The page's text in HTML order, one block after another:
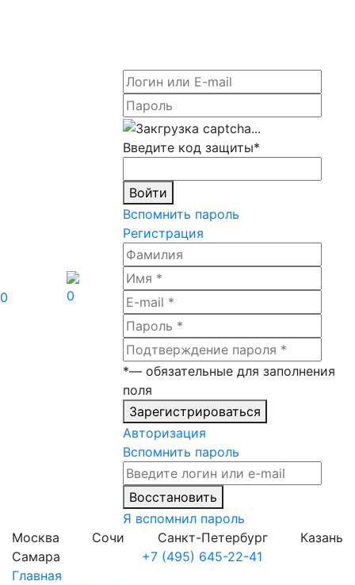
0 0
Введите код защиты*
Войти
Вспомнить пароль
Регистрация
*— обязательные для заполнения
поля
Зарегистрироваться
Авторизация
Вспомнить пароль
Восстановить
Я вспомнил пароль
Москва
Сочи Санкт-Петербург
Казань
Самара
+7 (495) 645-22-41
Главная